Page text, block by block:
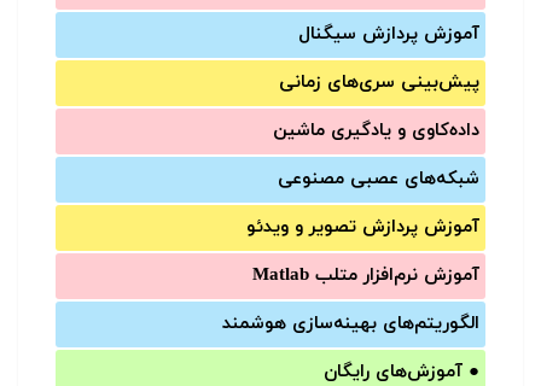
آموزش‌ پردازش سیگنال
پیش‌‌بینی سری‌‌های زمانی
داده‌کاوی و یادگیری ماشین
شبکه‌های عصبی مصنوعی
آموزش‌ پردازش تصویر و ویدئو
آموزش‌ نرم‌افزار متلب Matlab
الگوریتم‌های بهینه‌سازی هوشمند
● آموزش‌های رایگان